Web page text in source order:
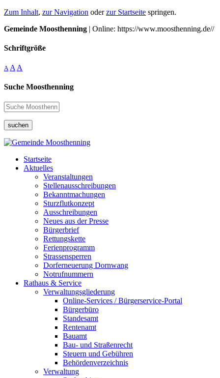
Zum Inhalt, zur Navigation oderzur Startseite springen.
Gemeinde Moosthenning | Online: https://www.moosthenning.de//
Schriftgröße
A A A
Suche Moosthenning
suchen
Startseite
Aktuelles
Veranstaltungen
Stellenausschreibungen
Bekanntmachungen
Sturzflutkonzept
Ausschreibungen
Neues aus der Presse
Bürgerbrief
Rettungskette
Ferienprogramm
Strassensperren
Dorferneuerung Dornwang
Notrufnummern
Rathaus & Service
Verwaltungsgliederung
Online-Services / Bürgerservice-Portal
Bürgerbüro
Standesamt
Rentenamt
Bauamt
Bau- und Straßenrecht
Steuern und Gebühren
Behördenverzeichnis
Verwaltung